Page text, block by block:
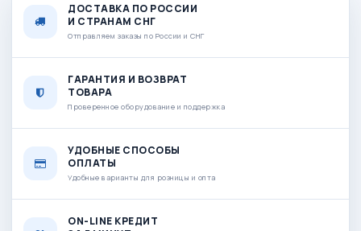
ДОСТАВКА ПО РОССИИ
И СТРАНАМ СНГ
Отправляем заказы по России и СНГ
ГАРАНТИЯ И ВОЗВРАТ
ТОВАРА
Проверенное оборудование и поддержка
УДОБНЫЕ СПОСОБЫ
ОПЛАТЫ
Удобные варианты для розницы и опта
ON-LINE КРЕДИТ